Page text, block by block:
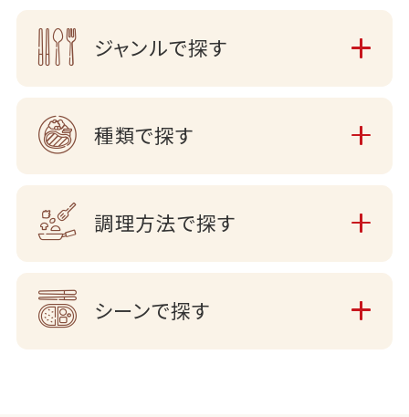
ジャンルで探す
種類で探す
調理方法で探す
シーンで探す